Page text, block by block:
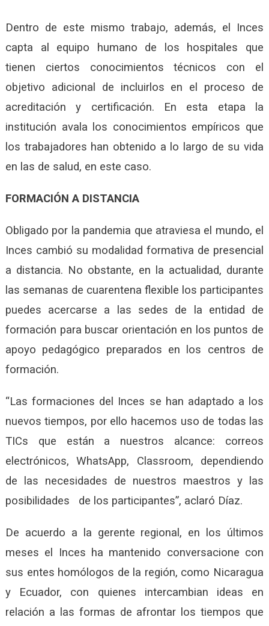
Dentro de este mismo trabajo, además, el Inces
capta al equipo humano de los hospitales que
tienen ciertos conocimientos técnicos con el
objetivo adicional de incluirlos en el proceso de
acreditación y certificación. En esta etapa la
institución avala los conocimientos empíricos que
los trabajadores han obtenido a lo largo de su vida
en las de salud, en este caso.
FORMACIÓN A DISTANCIA
Obligado por la pandemia que atraviesa el mundo, el
Inces cambió su modalidad formativa de presencial
a distancia. No obstante, en la actualidad, durante
las semanas de cuarentena flexible los participantes
puedes acercarse a las sedes de la entidad de
formación para buscar orientación en los puntos de
apoyo pedagógico preparados en los centros de
formación.
“Las formaciones del Inces se han adaptado a los
nuevos tiempos, por ello hacemos uso de todas las
TICs que están a nuestros alcance: correos
electrónicos, WhatsApp, Classroom, dependiendo
de las necesidades de nuestros maestros y las
posibilidades de los participantes”, aclaró Díaz.
De acuerdo a la gerente regional, en los últimos
meses el Inces ha mantenido conversacione con
sus entes homólogos de la región, como Nicaragua
y Ecuador, con quienes intercambian ideas en
relación a las formas de afrontar los tiempos que